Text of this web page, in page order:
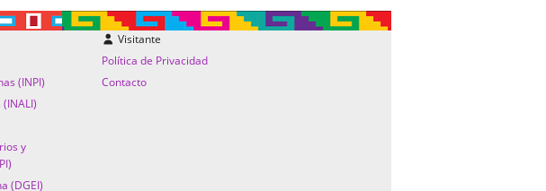
(INPI)
y
(DGEI)
Visitante
Política de Privacidad
Contacto